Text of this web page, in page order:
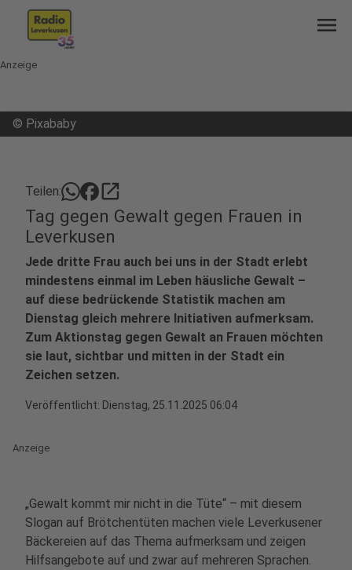
menu
Anzeige
© Pixababy
Teilen: open_in_new
Tag gegen Gewalt gegen Frauen in
Leverkusen
Jede dritte Frau auch bei uns in der Stadt erlebt
mindestens einmal im Leben häusliche Gewalt –
auf diese bedrückende Statistik machen am
Dienstag gleich mehrere Initiativen aufmerksam.
Zum Aktionstag gegen Gewalt an Frauen möchten
sie laut, sichtbar und mitten in der Stadt ein
Zeichen setzen.
Veröffentlicht: Dienstag, 25.11.2025 06:04
Anzeige
„Gewalt kommt mir nicht in die Tüte“ – mit diesem
Slogan auf Brötchentüten machen viele Leverkusener
Bäckereien auf das Thema aufmerksam und zeigen
Hilfsangebote auf und zwar auf mehreren Sprachen.